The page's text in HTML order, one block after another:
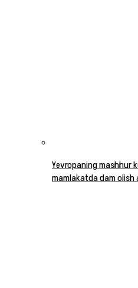
Yevropaning mashhur
mamlakatda dam olish